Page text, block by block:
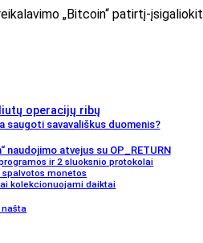
„Bitcoin“ patirtį-
operacijų ribų
saugoti savavališkus duomenis?
naudojimo atvejus su OP_RETURN
ir 2 sluoksnio protokolai
monetos
kolekcionuojami daiktai